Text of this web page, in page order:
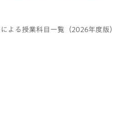
よる授業科目一覧（2026年度版）